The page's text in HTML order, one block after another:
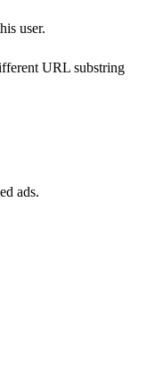
user.
URL substring
ads.